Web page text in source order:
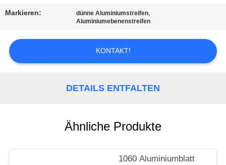
UM
EIN
POLICY
Markieren: dünne Aluminiumstreifen,
Aluminiumebenenstreifen
KONTAKT!
DETAILS ENTFALTEN
Ähnliche Produkte
1060 Aluminiumblatt